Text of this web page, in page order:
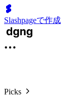
Slashpageで作成
Picks